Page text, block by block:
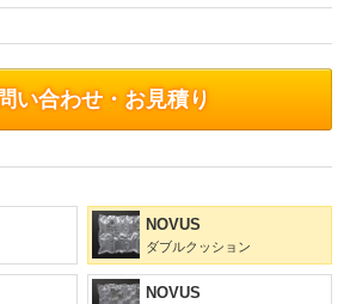
い合わせ・お見積り
NOVUS
ダブルクッション
NOVUS